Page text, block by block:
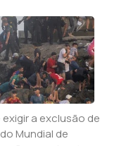
exigir a exclusão de
Mundial de